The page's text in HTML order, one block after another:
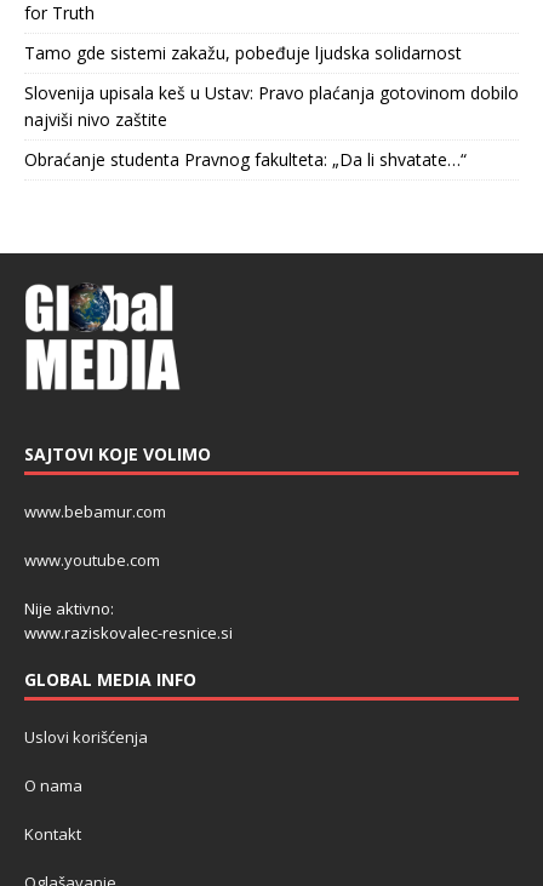
for Truth
Tamo gde sistemi zakažu, pobeđuje ljudska solidarnost
Slovenija upisala keš u Ustav: Pravo plaćanja gotovinom dobilo
najviši nivo zaštite
Obraćanje studenta Pravnog fakulteta: „Da li shvatate…“
SAJTOVI KOJE VOLIMO
www.bebamur.com
www.youtube.com
Nije aktivno:
www.raziskovalec-resnice.si
GLOBAL MEDIA INFO
Uslovi korišćenja
O nama
Kontakt